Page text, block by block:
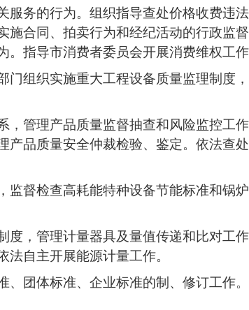
服务的行为。组织指导查处价格收费违
合同、拍卖行为和经纪活动的行政监
指导市消费者委员会开展消费维权工作
门组织实施重大工程设备质量监理制度
，管理产品质量监督抽查和风险监控工
品质量安全仲裁检验、鉴定。依法查
监督检查高耗能特种设备节能标准和锅
度，管理计量器具及量值传递和比对工
自主开展能源计量工作。
、团体标准、企业标准的制、修订工作